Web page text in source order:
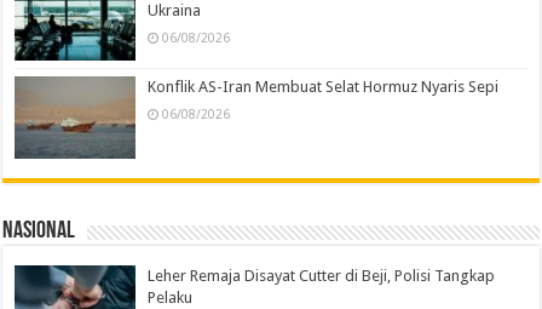
Ukraina
06/08/2026
Konflik AS-Iran Membuat Selat Hormuz Nyaris Sepi
06/08/2026
Nasional
Leher Remaja Disayat Cutter di Beji, Polisi Tangkap
Pelaku